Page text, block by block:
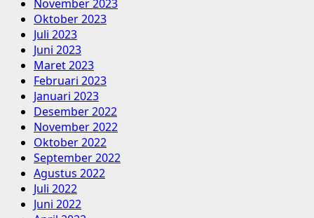
November 2023
Oktober 2023
Juli 2023
Juni 2023
Maret 2023
Februari 2023
Januari 2023
Desember 2022
November 2022
Oktober 2022
September 2022
Agustus 2022
Juli 2022
Juni 2022